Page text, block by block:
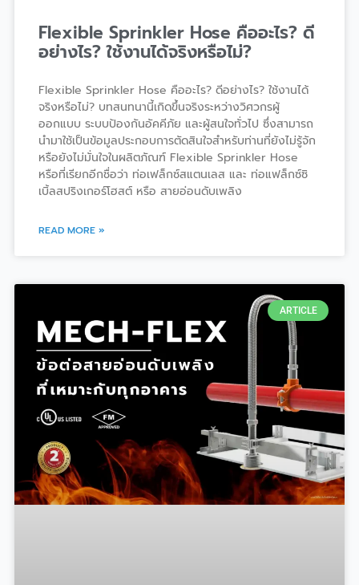
Flexible Sprinkler Hose คืออะไร? ดี
อย่างไร? ใช้งานได้จริงหรือไม่?
Flexible Sprinkler Hose คืออะไร? ดีอย่างไร? ใช้งานได้
จริงหรือไม่? บทสนทนานี้เกิดขึ้นจริงระหว่างวิศวกรผู้
ออกแบบ ระบบป้องกันอัคคีภัย และผู้สนใจทั่วไป ซึ่งสามารถ
นำมาใช้เป็นข้อมูลประกอบการตัดสินใจสำหรับท่านที่ยังไม่รู้จัก
หรือยังไม่มั่นใจในผลิตภัณฑ์ Flexible Sprinkler Hose
หรือที่เรียกอีกชื่อว่า ท่อเฟล็กซ์สแตนเลส และ ท่อแฟล็กซ์ซิ
เบิ้ลสปริงเกอร์โฮสต์ หรือ สายอ่อนดับเพลิง
READ MORE »
ARTICLE